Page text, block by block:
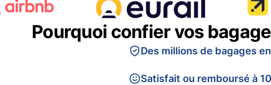
Pourquoi confier vos
Des millions de bagages
Satisfait ou remboursé à